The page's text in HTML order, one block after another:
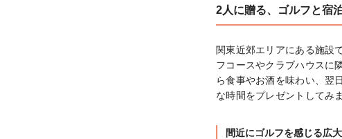
2人に贈る、ゴルフと宿
関東近郊エリアにある施設
フコースやクラブハウスに
ら食事やお酒を味わい、翌
な時間をプレゼントしてみ
間近にゴルフを感じる広